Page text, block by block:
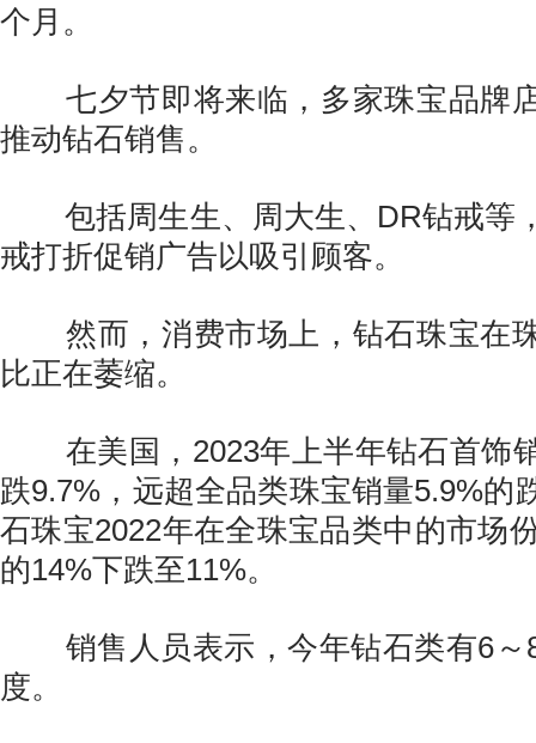
个月。
七夕节即将来临，多家珠宝品牌
推动钻石销售。
包括周生生、周大生、DR钻戒等
戒打折促销广告以吸引顾客。
然而，消费市场上，钻石珠宝在
比正在萎缩。
在美国，2023年上半年钻石首饰
跌9.7%，远超全品类珠宝销量5.9%的
石珠宝2022年在全珠宝品类中的市场
的14%下跌至11%。
销售人员表示，今年钻石类有6～
度。